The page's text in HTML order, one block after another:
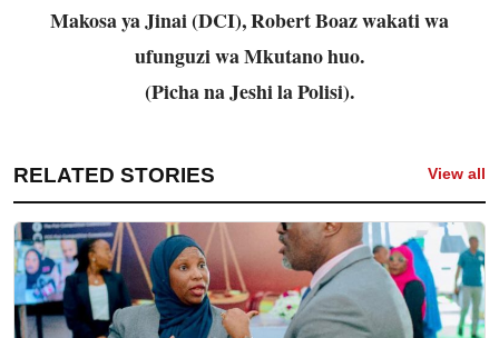
Makosa ya Jinai (DCI), Robert Boaz wakati wa
ufunguzi wa Mkutano huo.
(Picha na Jeshi la Polisi).
RELATED STORIES View all